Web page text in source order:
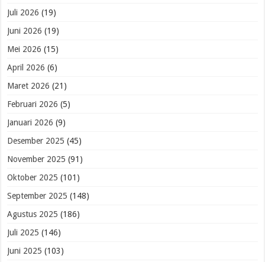
Juli 2026 (19)
Juni 2026 (19)
Mei 2026 (15)
April 2026 (6)
Maret 2026 (21)
Februari 2026 (5)
Januari 2026 (9)
Desember 2025 (45)
November 2025 (91)
Oktober 2025 (101)
September 2025 (148)
Agustus 2025 (186)
Juli 2025 (146)
Juni 2025 (103)